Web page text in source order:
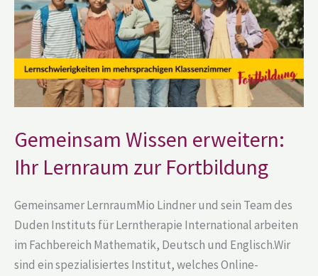
Gemeinsam Wissen erweitern:
Ihr Lernraum zur Fortbildung
Gemeinsamer LernraumMio Lindner und sein Team des
Duden Instituts für Lerntherapie International arbeiten
im Fachbereich Mathematik, Deutsch und Englisch.Wir
sind ein spezialisiertes Institut, welches Online-
zur
Fortbildung